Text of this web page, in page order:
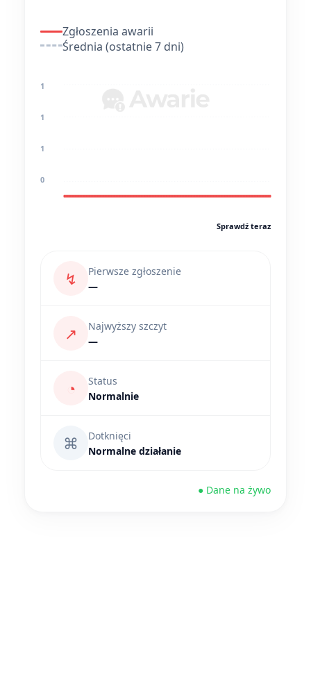
Zgłoszenia awarii
Średnia (ostatnie 7 dni)
1
1
1
0
Sprawdź teraz
↯
Pierwsze zgłoszenie
—
↗
Najwyższy szczyt
—
◔
Status
Normalnie
⌘
Dotknięci
Normalne działanie
● Dane na żywo